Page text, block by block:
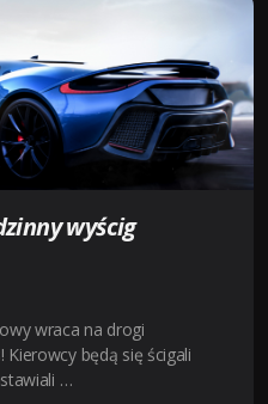
wyścig
wraca na drogi
będą się ścigali
…